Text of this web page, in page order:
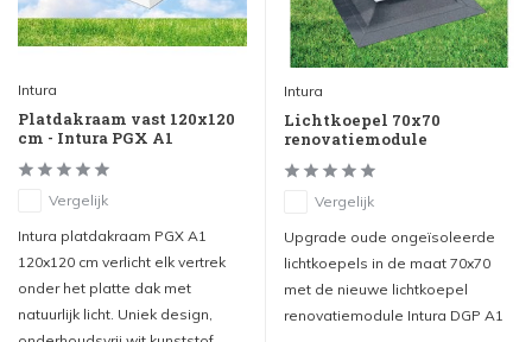
Intura
Platdakraam vast 120x120
cm - Intura PGX A1
Vergelijk
Intura platdakraam PGX A1
120x120 cm verlicht elk vertrek
onder het platte dak met
natuurlijk licht. Uniek design,
Intura
Lichtkoepel 70x70
renovatiemodule
Vergelijk
Upgrade oude ongeïsoleerde
lichtkoepels in de maat 70x70
met de nieuwe lichtkoepel
renovatiemodule Intura DGP A1